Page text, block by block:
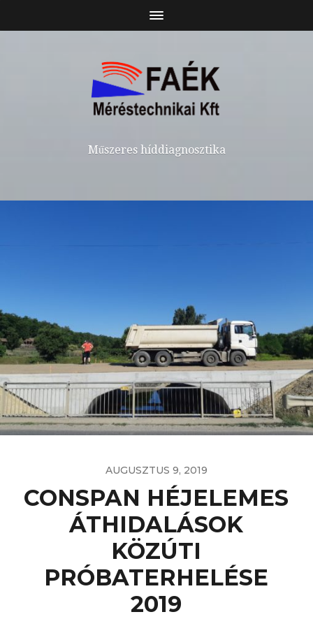
Műszeres híddiagnosztika
AUGUSZTUS 9, 2019
CONSPAN HÉJELEMES
ÁTHIDALÁSOK
KÖZÚTI
PRÓBATERHELÉSE
2019